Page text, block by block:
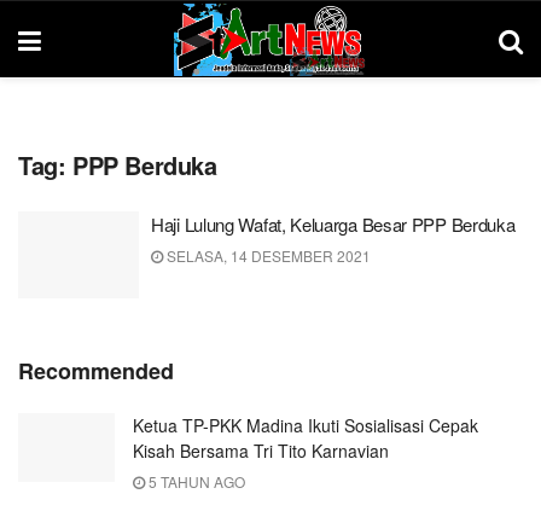
Tag: PPP Berduka
Haji Lulung Wafat, Keluarga Besar PPP Berduka
SELASA, 14 DESEMBER 2021
Recommended
Ketua TP-PKK Madina Ikuti Sosialisasi Cepak
Kisah Bersama Tri Tito Karnavian
5 TAHUN AGO